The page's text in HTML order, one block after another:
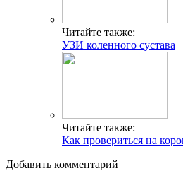
Читайте также:
УЗИ коленного сустава
Читайте также:
Как провериться на
Добавить комментарий